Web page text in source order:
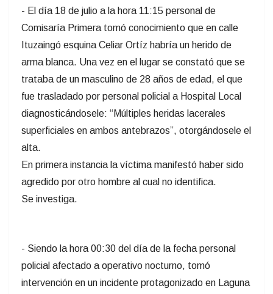
- El día 18 de julio a la hora 11:15 personal de
Comisaría Primera tomó conocimiento que en calle
Ituzaingó esquina Celiar Ortíz habría un herido de
arma blanca. Una vez en el lugar se constató que se
trataba de un masculino de 28 años de edad, el que
fue trasladado por personal policial a Hospital Local
diagnosticándosele: “Múltiples heridas lacerales
superficiales en ambos antebrazos”, otorgándosele el
alta.
En primera instancia la víctima manifestó haber sido
agredido por otro hombre al cual no identifica.
Se investiga.
- Siendo la hora 00:30 del día de la fecha personal
policial afectado a operativo nocturno, tomó
intervención en un incidente protagonizado en Laguna